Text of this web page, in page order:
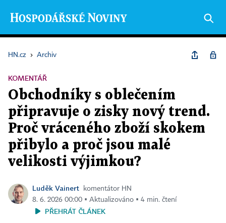
HN.cz › Archiv
KOMENTÁŘ
Obchodníky s oblečením
připravuje o zisky nový trend.
Proč vráceného zboží skokem
přibylo a proč jsou malé
velikosti výjimkou?
Luděk Vainert
komentátor HN
8. 6. 2026 00:00 ▪ Aktualizováno ▪ 4 min. čtení
PŘEHRÁT ČLÁNEK